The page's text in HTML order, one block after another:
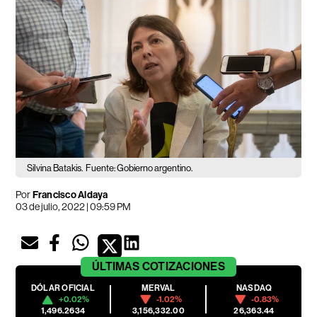
Silvina Batakis. Fuente: Gobierno argentino.
PorFrancisco Aldaya
03 de julio, 2022 | 09:59 PM
ÚLTIMAS COTIZACIONES
DÓLAR OFICIAL
+0.02%
1,496.2634
MERVAL
-1.02%
3,156,332.00
NASDAQ
-0.83%
26,363.44